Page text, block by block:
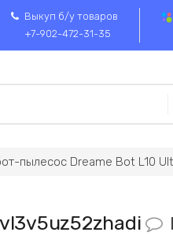
Выкуп б/у товаров
+7-902-472-31-35
пылесос Dreame Bot L10